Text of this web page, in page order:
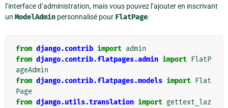
l’interface d’administration, mais vous pouvez l’ajouter en inscrivant
un ModelAdmin personnalisé pour FlatPage:
from django.contrib import admin
from django.contrib.flatpages.admin import FlatP
ageAdmin
from django.contrib.flatpages.models import Flat
Page
from django.utils.translation import gettext_laz